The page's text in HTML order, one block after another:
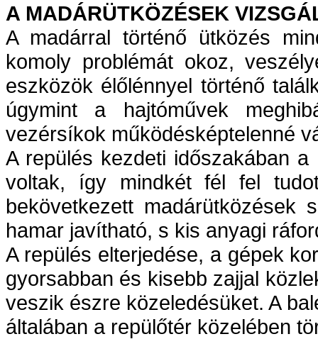
A MADÁRÜTKÖZÉSEK
A madárral történő ütközés
komoly problémát okoz,
eszközök élőlénnyel történő
úgymint a hajtóművek
vezérsíkok működésképtelenné
A repülés kezdeti időszakában
voltak, így mindkét fél fel
bekövetkezett
hamar javítható, s kis anyagi
A repülés elterjedése, a gépek
gyorsabban és kisebb zajjal
veszik észre közeledésüket. A
általában a repülőtér közelében